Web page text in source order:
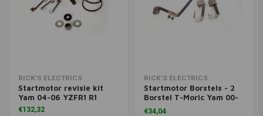
RICK'S ELECTRICS
Startmotor revisie kit
Yam 04-06 YZFR1 R1
€132,32
RICK'S ELECTRICS
Startmotor Borstels - 2
Borstel T-Moric Yam 00-
03 YZFR1 R1
€34,04